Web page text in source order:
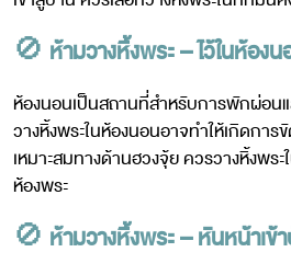
🚫 ห้ามวางหิ้งพระ – ไว้ในห้อง
ห้องนอนเป็นสถานที่สำหรับการพักผ่อน
วางหิ้งพระในห้องนอนอาจทำให้เกิดการ
เหมาะสมทางด้านฮวงจุ้ย ควรวางหิ้งพร
ห้องพระ
🚫 ห้ามวางหิ้งพระ – หันหน้าเข้